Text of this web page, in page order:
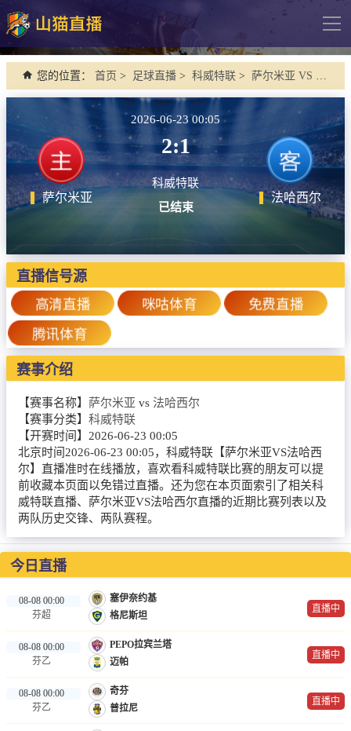
导
网站首页
德甲
法甲
西甲
欧冠杯
中超
篮球直播
NBA
CBA
录像
足球录像
篮球录像
新闻
足球新闻
篮球新闻
体育词条
您的位置： 首页 > 足球直播 > 科威特联 > 萨尔米亚 VS 法哈西尔
萨尔米亚
2026-06-23 00:05
2:1
科威特联
已结束
法哈西尔
直播信号源
高清直播 咪咕体育 免费直播
腾讯体育
赛事介绍
【赛事名称】 萨尔米亚 vs 法哈西尔
【赛事分类】 科威特联
【开赛时间】 2026-06-23 00:05
北京时间2026-06-23 00:05，科威特联【萨尔米亚VS法哈西
尔】直播准时在线播放，喜欢看科威特联比赛的朋友可以提
前收藏本页面以免错过直播。还为您在本页面索引了相关科
威特联直播、萨尔米亚VS法哈西尔直播的近期比赛列表以及
两队历史交锋、两队赛程。
今日直播
08-08 00:00
芬超
塞伊奈约基
格尼斯坦
直播中
08-08 00:00
芬乙
PEPO拉宾兰塔
迈帕
直播中
08-08 00:00
芬乙
奇芬
普拉尼
直播中